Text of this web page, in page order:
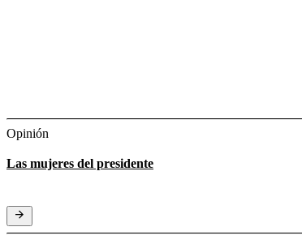
Opinión
Las mujeres del presidente